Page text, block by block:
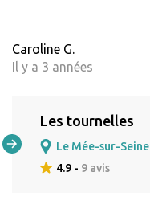
Caroline G.
Il y a 3 années
Les tournelles
Le Mée-sur-Seine
4.9 - 9 avis